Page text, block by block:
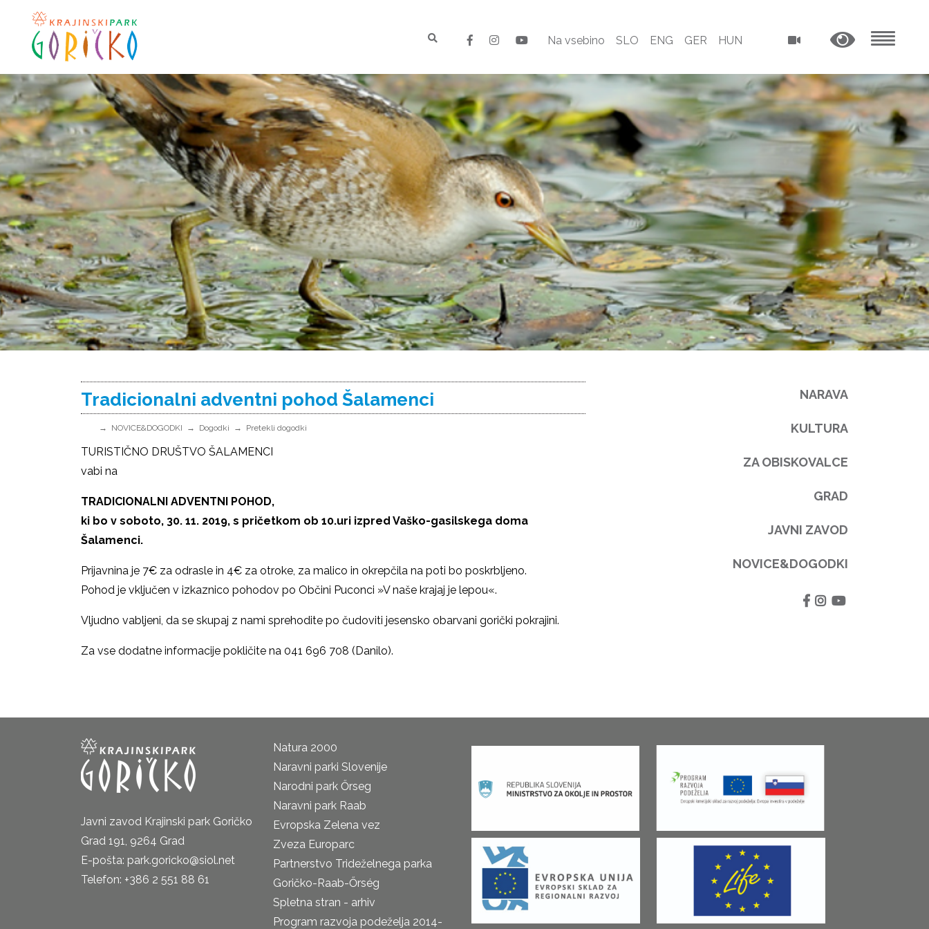
Na vsebino SLO ENG GER HUN
Tradicionalni adventni pohod Šalamenci
NOVICE&DOGODKI Dogodki Pretekli dogodki
TURISTIČNO DRUŠTVO ŠALAMENCI
vabi na
TRADICIONALNI ADVENTNI POHOD,
ki bo v soboto, 30. 11. 2019, s pričetkom ob 10.uri izpred Vaško-gasilskega doma
Šalamenci.
Prijavnina je 7€ za odrasle in 4€ za otroke, za malico in okrepčila na poti bo poskrbljeno.
Pohod je vključen v izkaznico pohodov po Občini Puconci »V naše krajaj je lepou«.
Vljudno vabljeni, da se skupaj z nami sprehodite po čudoviti jesensko obarvani gorički pokrajini.
Za vse dodatne informacije pokličite na 041 696 708 (Danilo).
NARAVA
KULTURA
ZA OBISKOVALCE
GRAD
JAVNI ZAVOD
NOVICE&DOGODKI
Javni zavod Krajinski park Goričko
Grad 191, 9264 Grad
E-pošta: park.goricko@siol.net
Telefon: +386 2 551 88 61
Natura 2000
Naravni parki Slovenije
Narodni park Őrseg
Naravni park Raab
Evropska Zelena vez
Zveza Europarc
Partnerstvo Trideželnega parka
Goričko-Raab-Őrség
Spletna stran - arhiv
Program razvoja podeželja 2014-